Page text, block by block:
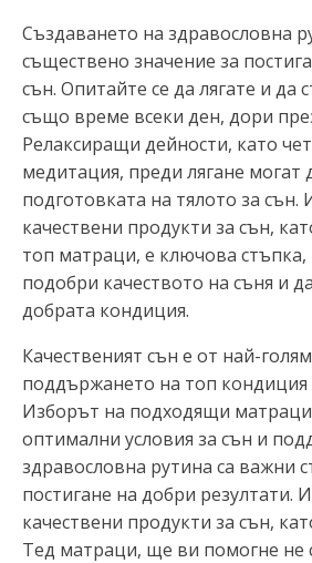
Създаването на здравословна
съществено значение за
сън. Опитайте се да лягате и да
също време всеки ден, дори
Релаксиращи дейности, като
медитация, преди лягане могат
подготовката на тялото за сън.
качествени продукти за сън,
топ матраци, е ключова
подобри качеството на съня и
добрата кондиция.
Качественият сън е от най-
поддържането на топ кондиция
Изборът на подходящи
оптимални условия за сън и
здравословна рутина са важни
постигане на добри резултати.
качествени продукти за сън,
Тед матраци, ще ви помогне не